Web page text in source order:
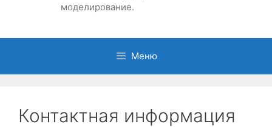
моделирование.
Меню
Контактная информация